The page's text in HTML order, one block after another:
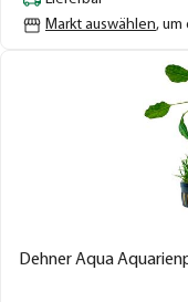
Markt auswählen, um
Dehner Aqua